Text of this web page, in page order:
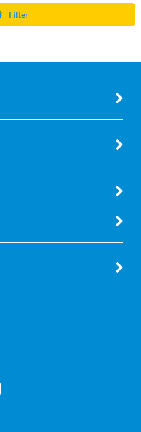
Filter